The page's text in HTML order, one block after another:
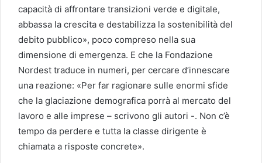
capacità di affrontare transizioni verde e digitale,
abbassa la crescita e destabilizza la sostenibilità del
debito pubblico», poco compreso nella sua
dimensione di emergenza. E che la Fondazione
Nordest traduce in numeri, per cercare d’innescare
una reazione: «Per far ragionare sulle enormi sfide
che la glaciazione demografica porrà al mercato del
lavoro e alle imprese – scrivono gli autori -. Non c’è
tempo da perdere e tutta la classe dirigente è
chiamata a risposte concrete».